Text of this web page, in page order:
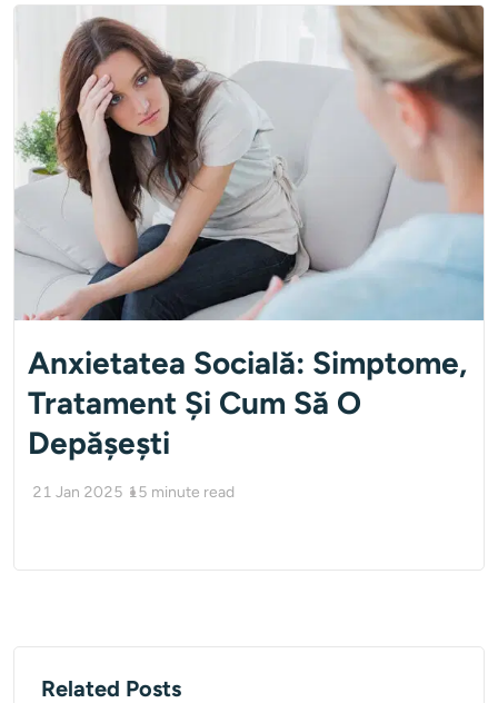
Anxietatea Socială: Simptome,
Tratament Și Cum Să O
Depășești
21 Jan 2025 15 minute read
Related Posts